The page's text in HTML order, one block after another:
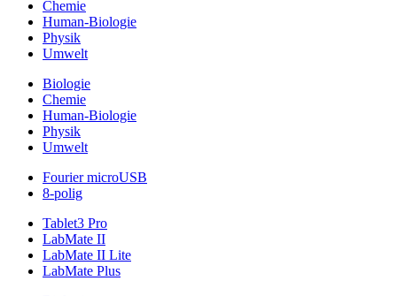
Chemie
Human-Biologie
Physik
Umwelt
Biologie
Chemie
Human-Biologie
Physik
Umwelt
Fourier microUSB
8-polig
Tablet3 Pro
LabMate II
LabMate II Lite
LabMate Plus